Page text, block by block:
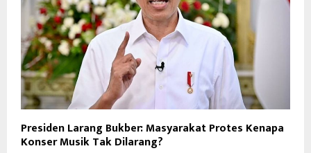
Presiden Larang Bukber: Masyarakat Protes Kenapa
Konser Musik Tak Dilarang?